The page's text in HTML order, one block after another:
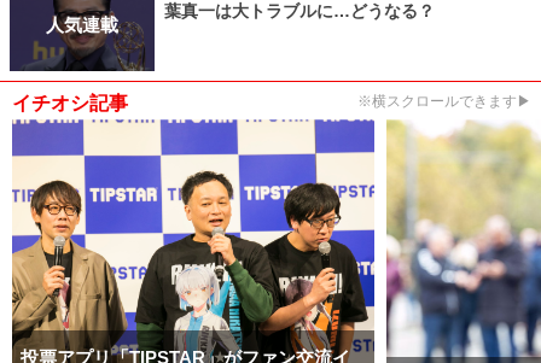
人気連載
葉真一は大トラブルに…どうなる？
イチオシ記事 ※横スクロールできます▶
投票アプリ「TIPSTAR」がファン交流イ